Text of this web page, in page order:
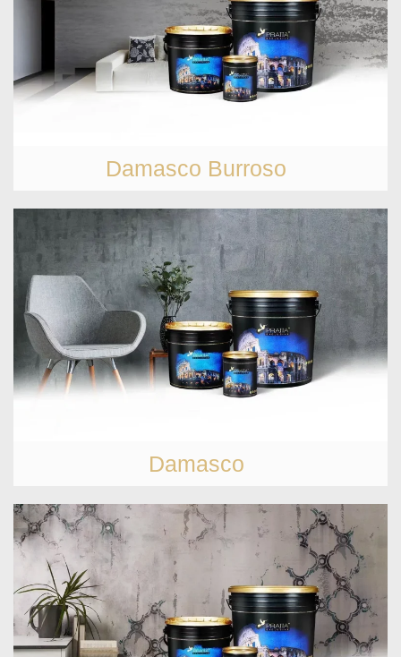
Damasco Burroso
Damasco